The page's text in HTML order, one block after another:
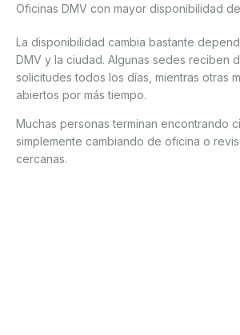
Oficinas DMV con mayor disponibilidad
La disponibilidad cambia bastante
DMV y la ciudad. Algunas sedes reciben
solicitudes todos los días, mientras otras
abiertos por más tiempo.
Muchas personas terminan encontrando
simplemente cambiando de oficina o
cercanas.